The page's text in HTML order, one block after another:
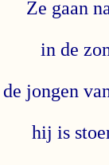
Ze gaan
in de
de jongen
hij is